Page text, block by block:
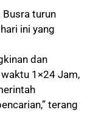
Busra turun
ini yang
dan
1×24 Jam,
terang